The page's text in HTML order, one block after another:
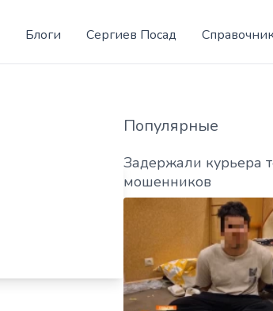
Блоги Сергиев Посад
Популярные
Задержали курьера
мошенников